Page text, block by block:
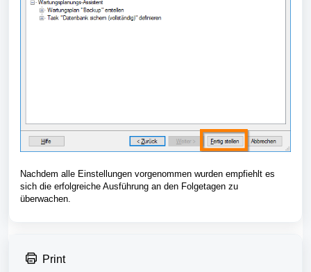
Nachdem alle Einstellungen vorgenommen wurden empfiehlt es
sich die erfolgreiche Ausführung an den Folgetagen zu
überwachen.
Print